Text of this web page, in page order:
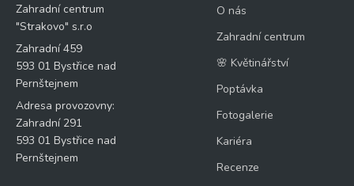
Zahradní centrum
"Strakovo" s.r.o
Zahradní 459
593 01 Bystřice nad
Pernštejnem
Adresa provozovny:
Zahradní 291
593 01 Bystřice nad
Pernštejnem
O nás
Zahradní centrum
🌸 Květinářství
Poptávka
Fotogalerie
Kariéra
Recenze